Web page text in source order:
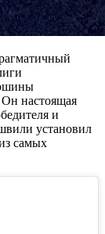
настоящая
и
установил
самых